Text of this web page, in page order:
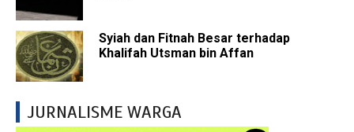
Syiah dan Fitnah Besar terhadap
Khalifah Utsman bin Affan
JURNALISME WARGA